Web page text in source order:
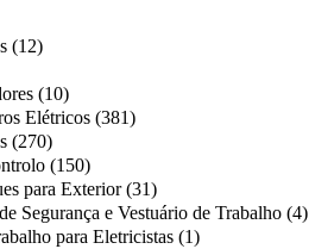
(12)
(10)
Elétricos (381)
(270)
(150)
para Exterior (31)
Segurança e Vestuário de Trabalho (4)
para Eletricistas (1)